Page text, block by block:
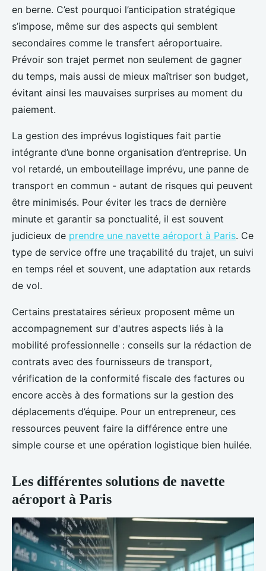
en berne. C’est pourquoi l’anticipation stratégique
s’impose, même sur des aspects qui semblent
secondaires comme le transfert aéroportuaire.
Prévoir son trajet permet non seulement de gagner
du temps, mais aussi de mieux maîtriser son budget,
évitant ainsi les mauvaises surprises au moment du
paiement.
La gestion des imprévus logistiques fait partie
intégrante d’une bonne organisation d’entreprise. Un
vol retardé, un embouteillage imprévu, une panne de
transport en commun - autant de risques qui peuvent
être minimisés. Pour éviter les tracs de dernière
minute et garantir sa ponctualité, il est souvent
judicieux de prendre une navette aéroport à Paris. Ce
type de service offre une traçabilité du trajet, un suivi
en temps réel et souvent, une adaptation aux retards
de vol.
Certains prestataires sérieux proposent même un
accompagnement sur d'autres aspects liés à la
mobilité professionnelle : conseils sur la rédaction de
contrats avec des fournisseurs de transport,
vérification de la conformité fiscale des factures ou
encore accès à des formations sur la gestion des
déplacements d’équipe. Pour un entrepreneur, ces
ressources peuvent faire la différence entre une
simple course et une opération logistique bien huilée.
Les différentes solutions de navette
aéroport à Paris